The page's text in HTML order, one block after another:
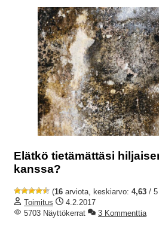
Elätkö tietämättäsi
kanssa?
(16 arviota, keskiarvo: 4,63 / 5
Toimitus
4.2.2017
5703 Näyttökerrat
3 Kommenttia